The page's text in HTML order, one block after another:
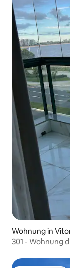
Wohnung in
301 - Wohnung